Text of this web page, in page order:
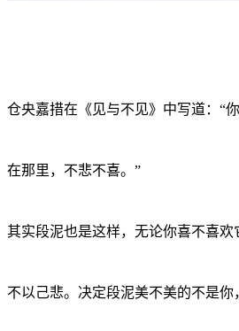
仓央嘉措在《见与不见》中写道：“
在那里，不悲不喜。”
其实段泥也是这样，无论你喜不喜欢
不以己悲。决定段泥美不美的不是你